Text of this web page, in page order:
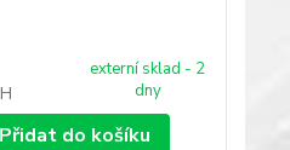
externí sklad - 2
dny
Přidat do košíku